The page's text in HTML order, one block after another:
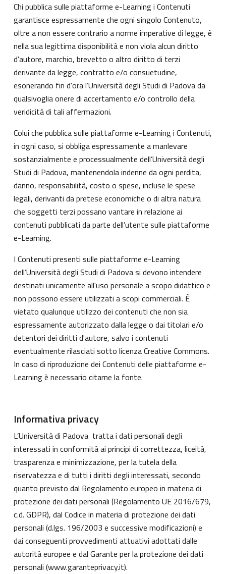
Chi pubblica sulle piattaforme e-Learning i Contenuti
garantisce espressamente che ogni singolo Contenuto,
oltre a non essere contrario a norme imperative di legge, è
nella sua legittima disponibilità e non viola alcun diritto
d'autore, marchio, brevetto o altro diritto di terzi
derivante da legge, contratto e/o consuetudine,
esonerando fin d'ora l’Università degli Studi di Padova da
qualsivoglia onere di accertamento e/o controllo della
veridicità di tali affermazioni.
Colui che pubblica sulle piattaforme e-Learning i Contenuti,
in ogni caso, si obbliga espressamente a manlevare
sostanzialmente e processualmente dell’Università degli
Studi di Padova, mantenendola indenne da ogni perdita,
danno, responsabilità, costo o spese, incluse le spese
legali, derivanti da pretese economiche o di altra natura
che soggetti terzi possano vantare in relazione ai
contenuti pubblicati da parte dell’utente sulle piattaforme
e-Learning.
I Contenuti presenti sulle piattaforme e-Learning
dell’Università degli Studi di Padova si devono intendere
destinati unicamente all'uso personale a scopo didattico e
non possono essere utilizzati a scopi commerciali. È
vietato qualunque utilizzo dei contenuti che non sia
espressamente autorizzato dalla legge o dai titolari e/o
detentori dei diritti d'autore, salvo i contenuti
eventualmente rilasciati sotto licenza Creative Commons.
In caso di riproduzione dei Contenuti delle piattaforme e-
Learning è necessario citarne la fonte.
Informativa privacy
L’Università di Padova tratta i dati personali degli
interessati in conformità ai principi di correttezza, liceità,
trasparenza e minimizzazione, per la tutela della
riservatezza e di tutti i diritti degli interessati, secondo
quanto previsto dal Regolamento europeo in materia di
protezione dei dati personali (Regolamento UE 2016/679,
c.d. GDPR), dal Codice in materia di protezione dei dati
personali (d.lgs. 196/2003 e successive modificazioni) e
dai conseguenti provvedimenti attuativi adottati dalle
autorità europee e dal Garante per la protezione dei dati
personali (www.garanteprivacy.it).